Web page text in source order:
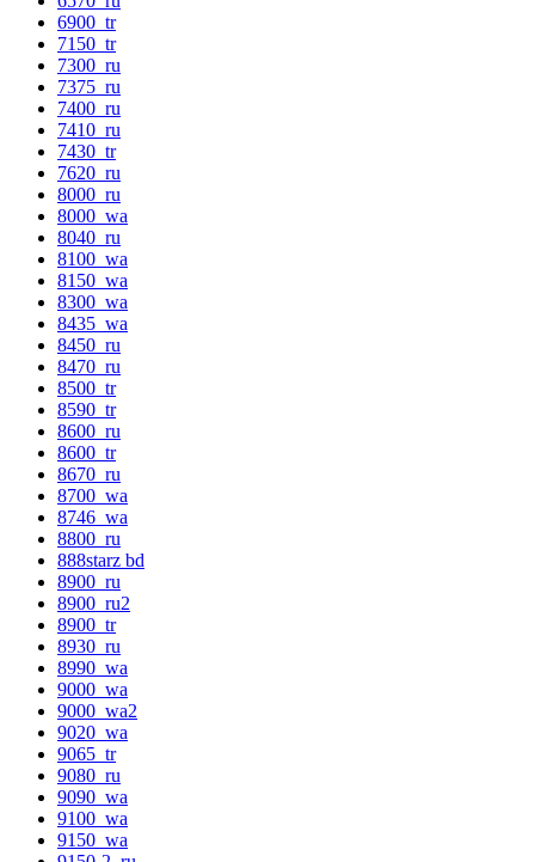
6900_tr
7150_tr
7300_ru
7375_ru
7400_ru
7410_ru
7430_tr
7620_ru
8000_ru
8000_wa
8040_ru
8100_wa
8150_wa
8300_wa
8435_wa
8450_ru
8470_ru
8500_tr
8590_tr
8600_ru
8600_tr
8670_ru
8700_wa
8746_wa
8800_ru
888starz bd
8900_ru
8900_ru2
8900_tr
8930_ru
8990_wa
9000_wa
9000_wa2
9020_wa
9065_tr
9080_ru
9090_wa
9100_wa
9150_wa